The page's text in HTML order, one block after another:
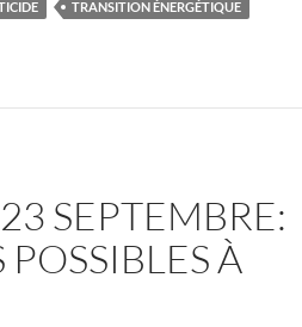
TRANSITION ÉNERGÉTIQUE
SEPTEMBRE:
POSSIBLES À